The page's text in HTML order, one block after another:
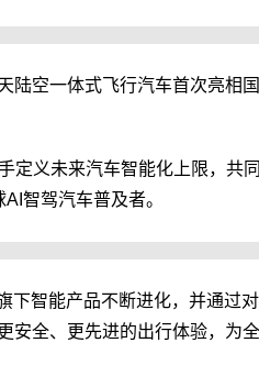
空一体式飞行汽车首次亮相
定义未来汽车智能化上限，共
智驾汽车普及者。
智能产品不断进化，并通过
全、更先进的出行体验，为